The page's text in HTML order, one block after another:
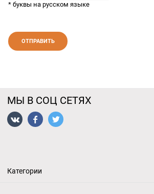
* буквы на русском языке
МЫ В СОЦ СЕТЯХ
Категории